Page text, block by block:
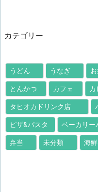
カテゴリー
うどん うなぎ
とんかつ カフェ カ
タピオカドリンク店
ピザ&パスタ ベーカリー
弁当 未分類 海鮮